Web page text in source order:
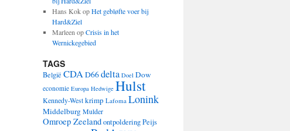
Hans KokopHet gebløfte voer bij
Hard&Ziel
Marleen opCrisis in het
Wernickegebied
TAGS
België CDAD66delta Doel Dow
economie Europa Hedwige Hulst
Kennedy-Westkrimp Lafoma Lonink
MiddelburgMulder
Omroep ZeelandontpolderingPeijs